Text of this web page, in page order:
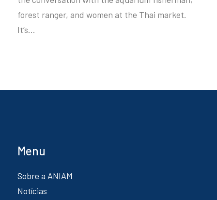
forest ranger, and women at the Thai market.
It’s…
Menu
Sobre a ANIAM
Notícias